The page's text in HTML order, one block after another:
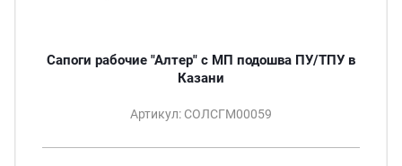
Сапоги рабочие "Алтер" c МП подошва ПУ/ТПУ в
Казани
Артикул: СОЛСГМ00059